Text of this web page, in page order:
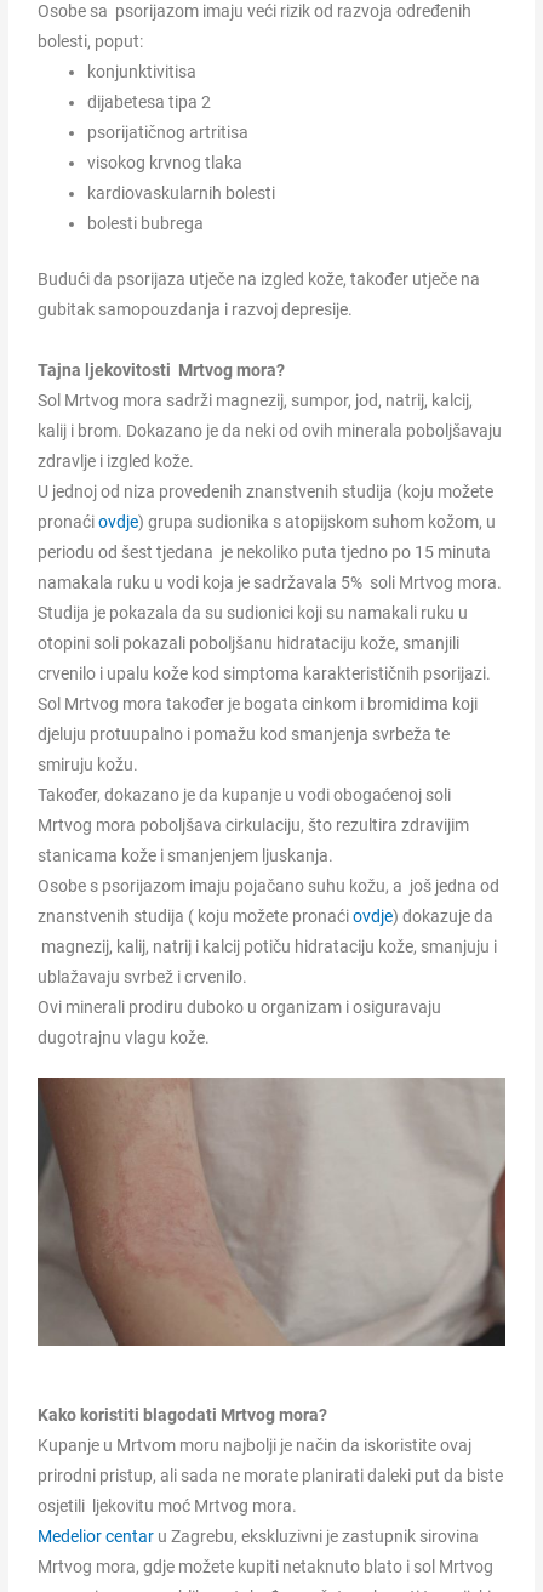
Osobe sa psorijazom imaju veći rizik od razvoja određenih
bolesti, poput:
konjunktivitisa
dijabetesa tipa 2
psorijatičnog artritisa
visokog krvnog tlaka
kardiovaskularnih bolesti
bolesti bubrega
Budući da psorijaza utječe na izgled kože, također utječe na
gubitak samopouzdanja i razvoj depresije.
Tajna ljekovitosti Mrtvog mora?
Sol Mrtvog mora sadrži magnezij, sumpor, jod, natrij, kalcij,
kalij i brom. Dokazano je da neki od ovih minerala poboljšavaju
zdravlje i izgled kože.
U jednoj od niza provedenih znanstvenih studija (koju možete
pronaćiovdje) grupa sudionika s atopijskom suhom kožom, u
periodu od šest tjedana je nekoliko puta tjedno po 15 minuta
namakala ruku u vodi koja je sadržavala 5% soli Mrtvog mora.
Studija je pokazala da su sudionici koji su namakali ruku u
otopini soli pokazali poboljšanu hidrataciju kože, smanjili
crvenilo i upalu kože kod simptoma karakterističnih psorijazi.
Sol Mrtvog mora također je bogata cinkom i bromidima koji
djeluju protuupalno i pomažu kod smanjenja svrbeža te
smiruju kožu.
Također, dokazano je da kupanje u vodi obogaćenoj soli
Mrtvog mora poboljšava cirkulaciju, što rezultira zdravijim
stanicama kože i smanjenjem ljuskanja.
Osobe s psorijazom imaju pojačano suhu kožu, a još jedna od
znanstvenih studija ( koju možete pronaćiovdje) dokazuje da
magnezij, kalij, natrij i kalcij potiču hidrataciju kože, smanjuju i
ublažavaju svrbež i crvenilo.
Ovi minerali prodiru duboko u organizam i osiguravaju
dugotrajnu vlagu kože.
Kako koristiti blagodati Mrtvog mora?
Kupanje u Mrtvom moru najbolji je način da iskoristite ovaj
prirodni pristup, ali sada ne morate planirati daleki put da biste
osjetili ljekovitu moć Mrtvog mora.
Medelior centar u Zagrebu, ekskluzivni je zastupnik sirovina
Mrtvog mora, gdje možete kupiti netaknuto blato i sol Mrtvog